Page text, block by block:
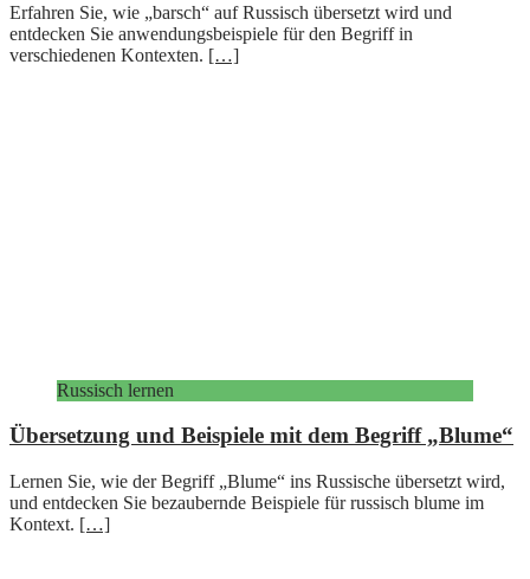
Erfahren Sie, wie „barsch“ auf Russisch übersetzt wird und
entdecken Sie anwendungsbeispiele für den Begriff in
verschiedenen Kontexten. […]
Russisch lernen
Übersetzung und Beispiele mit dem Begriff „Blume“
Lernen Sie, wie der Begriff „Blume“ ins Russische übersetzt wird,
und entdecken Sie bezaubernde Beispiele für russisch blume im
Kontext. […]